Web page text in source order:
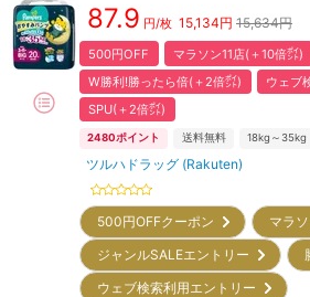
87.9 円/枚 15,134円 15,634円
500円OFF マラソン11店(＋10倍㌽)
W勝利!勝ったら倍(＋2倍㌽)
ウェブ
SPU(＋2倍㌽)
2480ポイント 送料無料 18kg～35kg
ツルハドラッグ (Rakuten)
500円OFFクーポン
マラ
ジャンルSALEエントリー
ウェブ検索利用エントリー